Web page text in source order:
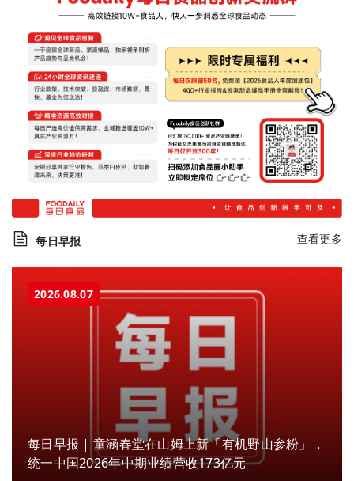
每日早报 查看更多
2026.08.07
每日早报 | 童涵春堂在山姆上新「有机野山参粉」，
统一中国2026年中期业绩营收173亿元